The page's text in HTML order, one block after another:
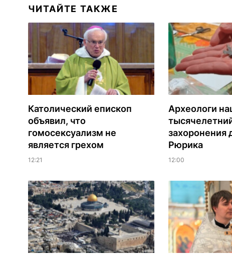
ЧИТАЙТЕ ТАКЖЕ
Католический епископ
объявил, что
гомосексуализм не
является грехом
12:21
Археологи
захоронения
Рюрика
12:00